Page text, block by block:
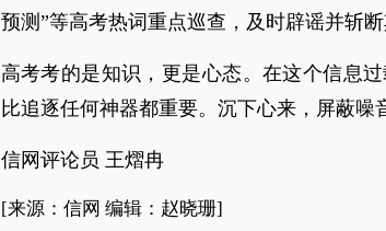
预测”等高考热词重点巡查，及时辟谣并斩断
高考考的是知识，更是心态。在这个信息
比追逐任何神器都重要。沉下心来，屏蔽噪
信网评论员 王熠冉
[来源：信网 编辑：赵晓珊]